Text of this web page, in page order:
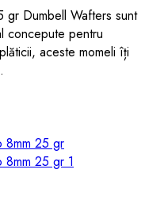
gr Dumbell Wafters sunt
concepute pentru
aceste momeli îți